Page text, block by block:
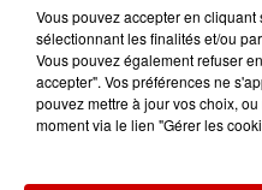
6 août 2026
Vous pouvez accepter en cliquant
sélectionnant les finalités et/ou
Vous pouvez également refuser
accepter". Vos préférences ne
pouvez mettre à jour vos choix,
moment via le lien "Gérer les